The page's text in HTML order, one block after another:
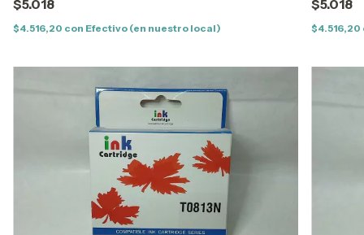
$5.018
$4.516,20 con Efectivo (en nuestro local)
$5.018
$4.516,20